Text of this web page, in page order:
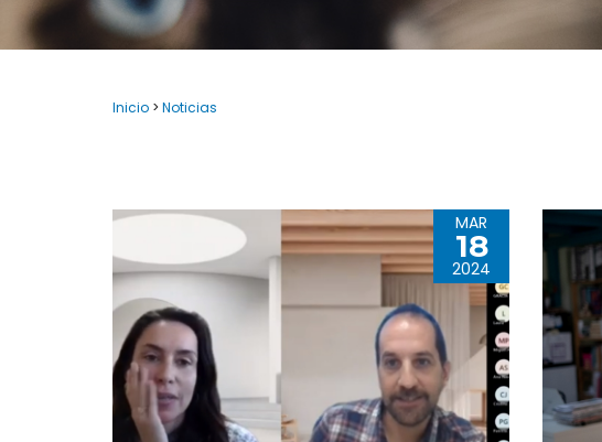
Inicio > Noticias
MAR
18
2024